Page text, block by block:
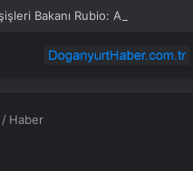
/ Haber